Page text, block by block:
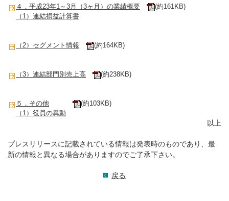
４．平成23年1～3月（3ヶ月）の業績概要
（1）連結損益計算書
(約161KB)
（2）セグメント情報 (約164KB)
（3）連結部門別売上高 (約238KB)
５．その他
（1）役員の異動
(約103KB)
以上
プレスリリースに記載されている情報は発表時のものであり、最
新の情報と異なる場合がありますのでご了承下さい。
戻る